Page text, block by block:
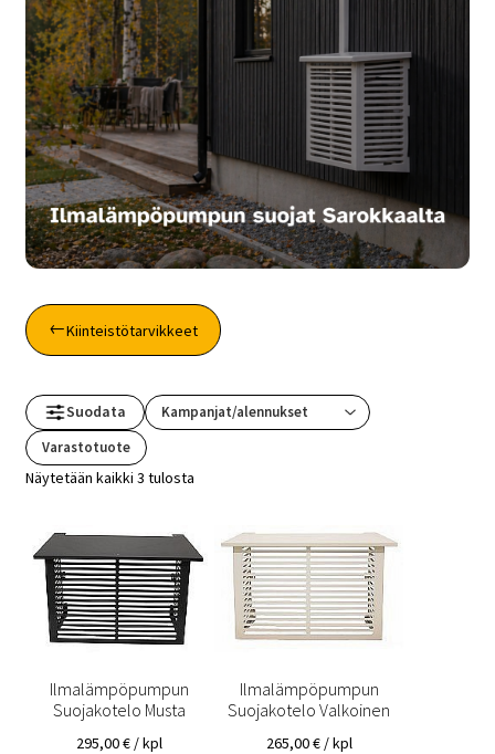
Kiinteistötarvikkeet
Suodata
Varastotuote
Näytetään kaikki 3 tulosta
Ilmalämpöpumpun
Suojakotelo Musta
295,00€ / kpl
Ilmalämpöpumpun
Suojakotelo Valkoinen
265,00€ / kpl